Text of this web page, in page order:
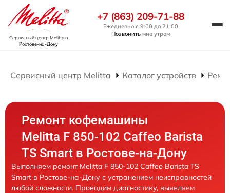
Сервисный центр Melittaв
Ростове-на-Дону
+7 (863) 209-71-88
Ежедневно с 9:00 до 21:00
Позвонить мне утром
Сервисный центр Melitta Каталог устройств
Ремонт кофемашины
Melitta F 850-102 Caffeo Barista
TS Smart в Ростове-на-Дону
Выполняем ремонт Melitta F 850-102 Caffeo Barista TS
Smart в Ростове-на-Дону с устранением неисправностей
любой сложности. Проводим диагностику, выявляем